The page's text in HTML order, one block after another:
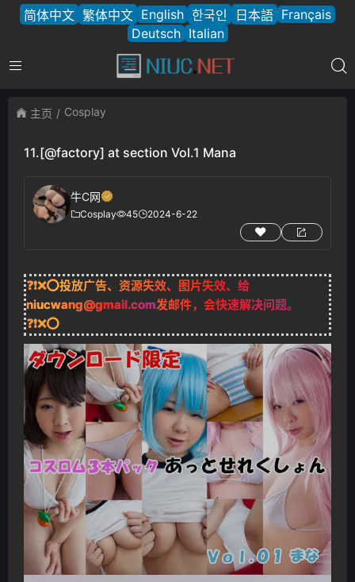
简体中文 繁体中文 English 한국인 日本語 Français
Deutsch Italian
主页 Cosplay
11.[@factory] at section Vol.1 Mana
牛C网
Cosplay 45 2024-6-22
❓❗❌⭕投放广告、资源失效、图片失效、给
niucwang@gmail.com发邮件，会快速解决问题。
❓❗❌⭕